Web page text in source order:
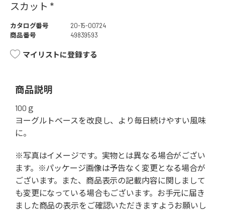
スカット *
カタログ番号
20-15-00724
商品番号
49839593
マイリストに登録する
商品説明
100ｇ
ヨーグルトベースを改良し、より毎日続けやすい風味
に。
※写真はイメージです。実物とは異なる場合がござい
ます。※パッケージ画像は予告なく変更となる場合が
ございます。また、商品表示の記載内容に関しまして
も変更になっている場合もございます。お手元に届き
ました商品の表示をご確認いただきますようお願いし